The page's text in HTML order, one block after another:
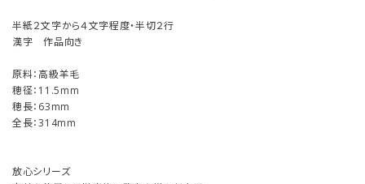
半紙２文字から４文字程度・半切２行
漢字 作品向き
原料：高級羊毛
穂径：11.5mm
穂長：63mm
全長：314mm
放心シリーズ